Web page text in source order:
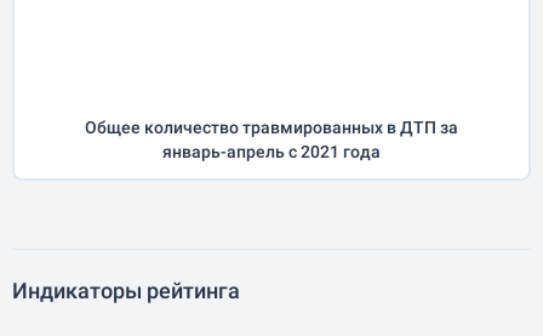
Общее количество травмированных в ДТП за
январь-апрельс 2021 года
Индикаторы рейтинга